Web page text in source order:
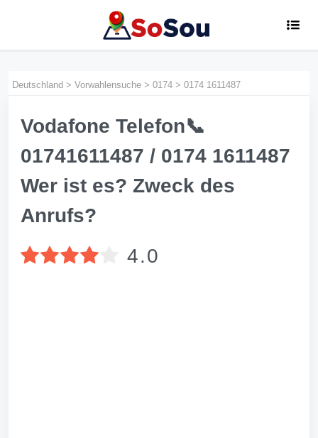
Deutschland > Vorwahlensuche > 0174 > 0174 1611487
Vodafone Telefon📞
01741611487 / 0174 1611487
Wer ist es? Zweck des
Anrufs?
4.0